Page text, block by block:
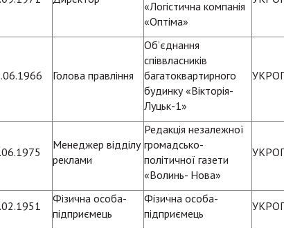
«Логістична компанія
«Оптіма»
Голова правління
Об’єднання
співвласників
багатоквартирного
будинку «Вікторія-
Луцьк-1»
Менеджер відділу
реклами
Редакція незалежної
громадсько-
політичної газети
«Волинь- Нова»
Фізична особа-
підприємець
Фізична особа-
підприємець